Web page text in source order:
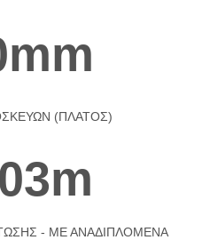
(ΠΛΑΤΟΣ)
- ΜΕ ΑΝΑΔΙΠΛΟΜΕΝΑ